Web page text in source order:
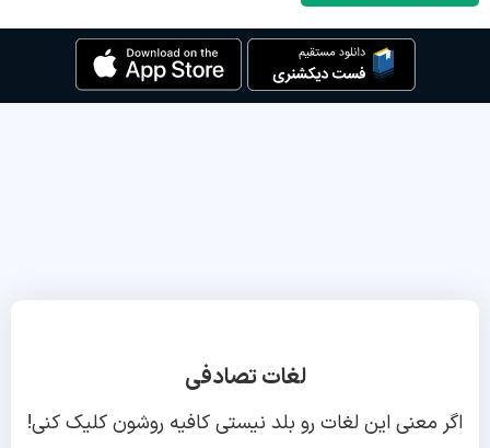
لغات تصادفی
اگر معنی این لغات رو بلد نیستی کافیه روشون کلیک کنی!